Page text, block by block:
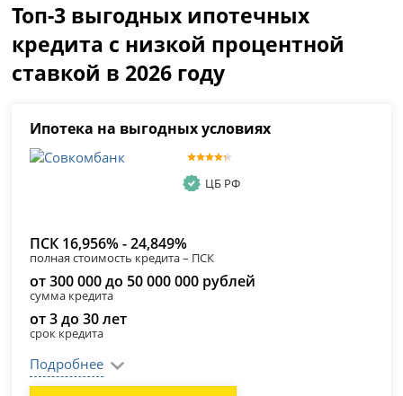
Топ-3 выгодных ипотечных
кредита с низкой процентной
ставкой в 2026 году
Ипотека на выгодных условиях
ЦБ РФ
ПСК 16,956% - 24,849%
полная стоимость кредита – ПСК
от 300 000 до 50 000 000 рублей
сумма кредита
от 3 до 30 лет
срок кредита
Подробнее